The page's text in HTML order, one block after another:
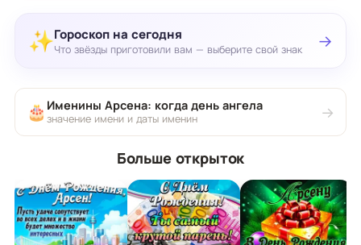
✨Гороскоп на сегодня
Что звёзды приготовили вам — выберите свой знак →
🎂 Именины Арсена: когда день ангела
значение имени и даты именин →
Больше открыток